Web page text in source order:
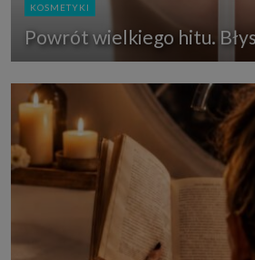
KOSMETYKI
Powrót wielkiego hitu.